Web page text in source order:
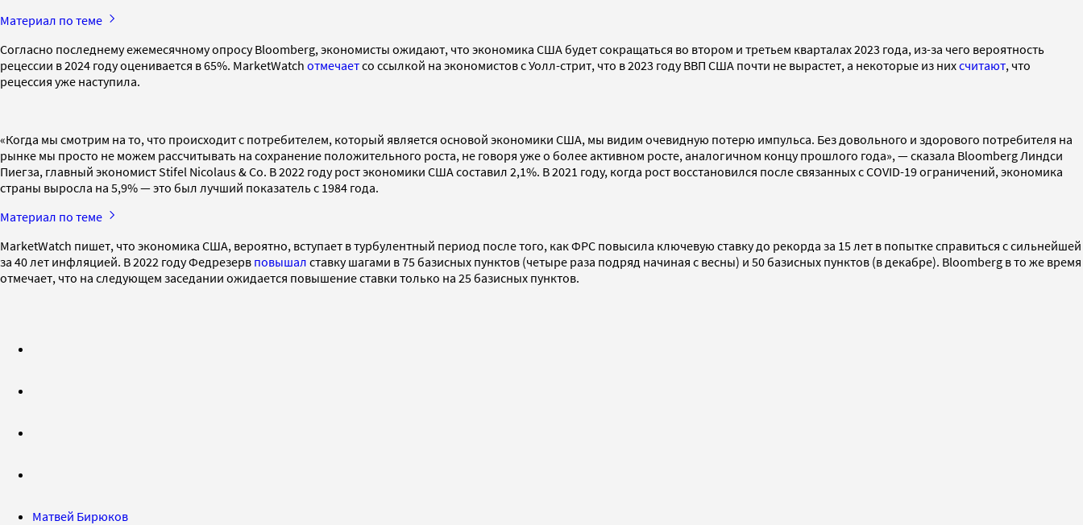
Материал по теме
Согласно последнему ежемесячному опросу Bloomberg, экономисты ожидают, что экономика США будет сокращаться во втором и третьем кварталах 2023 года, из-за чего вероятность
рецессии в 2024 году оценивается в 65%. MarketWatch отмечаетсо ссылкой на экономистов с Уолл-стрит, что в 2023 году ВВП США почти не вырастет, а некоторые из нихсчитают, что
рецессия уже наступила.
«Когда мы смотрим на то, что происходит с потребителем, который является основой экономики США, мы видим очевидную потерю импульса. Без довольного и здорового потребителя на
рынке мы просто не можем рассчитывать на сохранение положительного роста, не говоря уже о более активном росте, аналогичном концу прошлого года», — сказала Bloomberg Линдси
Пиегза, главный экономист Stifel Nicolaus & Co. В 2022 году рост экономики США составил 2,1%. В 2021 году, когда рост восстановился после связанных с COVID-19 ограничений, экономика
страны выросла на 5,9% — это был лучший показатель с 1984 года.
Материал по теме
MarketWatch пишет, что экономика США, вероятно, вступает в турбулентный период после того, как ФРС повысила ключевую ставку до рекорда за 15 лет в попытке справиться с сильнейшей
за 40 лет инфляцией. В 2022 году Федрезерв повышал ставку шагами в 75 базисных пунктов (четыре раза подряд начиная с весны) и 50 базисных пунктов (в декабре). Bloomberg в то же время
отмечает, что на следующем заседании ожидается повышение ставки только на 25 базисных пунктов.
Матвей Бирюков